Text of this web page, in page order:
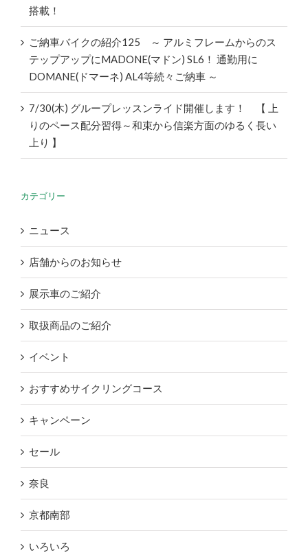
搭載！
ご納車バイクの紹介125 ～ アルミフレームからのス
テップアップにMADONE(マドン) SL6！ 通勤用に
DOMANE(ドマーネ) AL4等続々ご納車 ～
7/30(木) グループレッスンライド開催します！ 【 上
りのペース配分習得～和束から信楽方面のゆるく長い
上り 】
カテゴリー
ニュース
店舗からのお知らせ
展示車のご紹介
取扱商品のご紹介
イベント
おすすめサイクリングコース
キャンペーン
セール
奈良
京都南部
いろいろ